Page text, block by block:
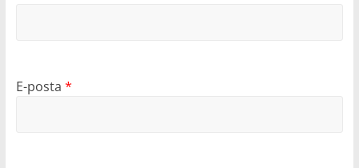
E-posta *